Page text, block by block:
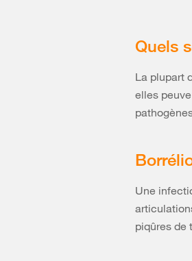
Quels
La plupart
elles
Une
piqûres de